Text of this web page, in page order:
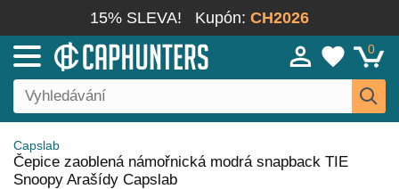
15% SLEVA! Kupón: CH2026
0
Capslab
Čepice zaoblená námořnická modrá snapback TIE
Snoopy Arašídy Capslab